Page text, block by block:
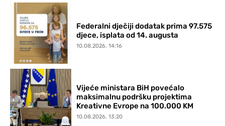
Federalni dječiji dodatak prima 97.575
djece, isplata od 14. augusta
10.08.2026. 14:16
Vijeće ministara BiH povećalo
maksimalnu podršku projektima
Kreativne Evrope na 100.000 KM
10.08.2026. 13:20